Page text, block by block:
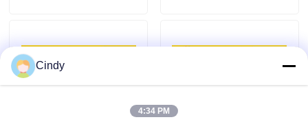
Lithium-Thionylchlorid-Batterie
Lithium-Mangan-Dioxid-Batterie
Cindy
4:34 PM